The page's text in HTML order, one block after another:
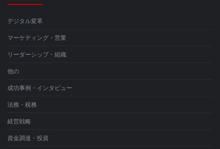
デジタル変革
マーケティング・営業
リーダーシップ・組織
他の
成功事例・インタビュー
法務・税務
経営戦略
資金調達・投資